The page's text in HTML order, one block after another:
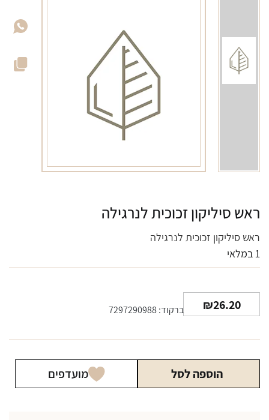
ראש סיליקון זכוכית לנרגילה
ראש סיליקון זכוכית לנרגילה
1 במלאי
₪26.20 ברקוד: 7297290988
הוספה לסל מועדפים